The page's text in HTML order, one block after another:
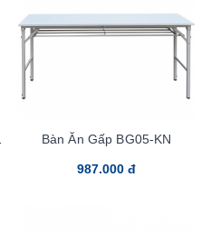
Bàn Ăn Gấp BG05-KN
987.000 đ